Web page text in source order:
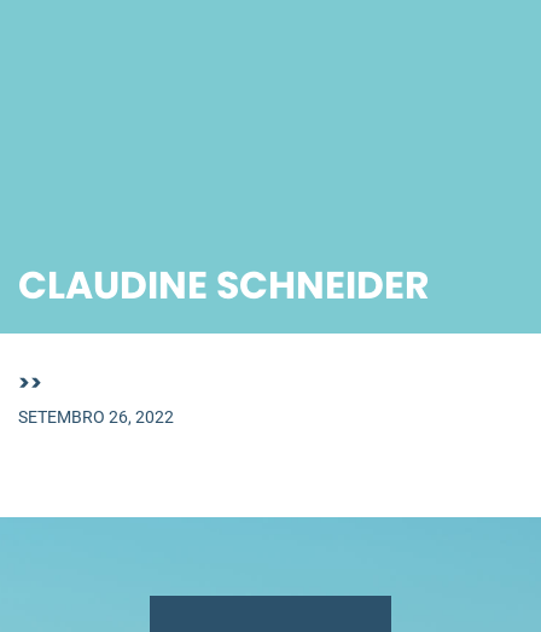
CLAUDINE SCHNEIDER
>>
SETEMBRO 26, 2022